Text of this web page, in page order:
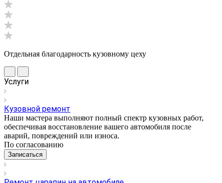
Отдельная благодарность кузовному цеху
Услуги
Кузовной ремонт
Наши мастера выполняют полный спектр кузовных работ,
обеспечивая восстановление вашего автомобиля после
аварий, повреждений или износа.
По согласованию
Записаться